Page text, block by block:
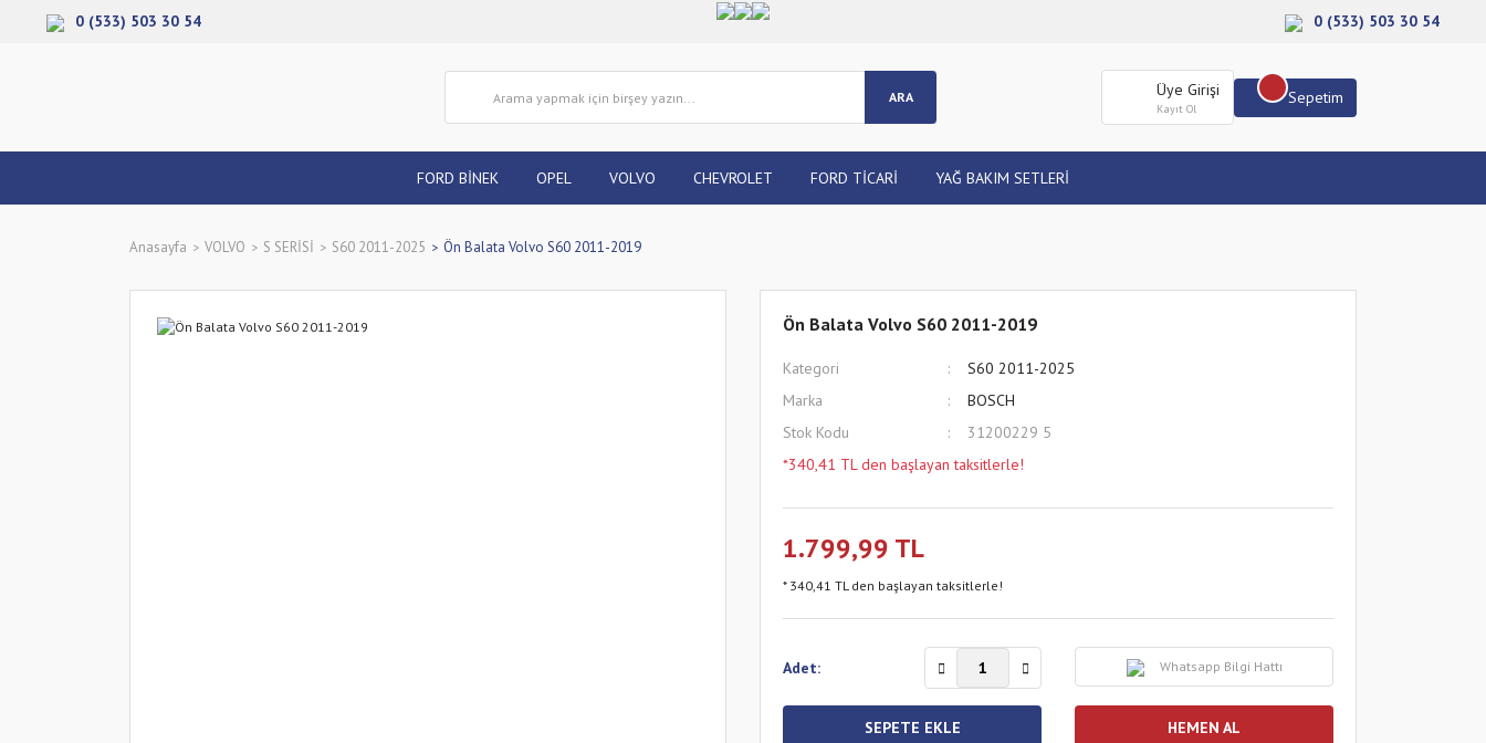
0 (533) 503 30 54 0 (533) 503 30 54
ARA Üye Girişi
Kayıt Ol
Sepetim
FORD BİNEK OPEL VOLVO CHEVROLET FORD TİCARİ YAĞ BAKIM SETLERİ
Anasayfa VOLVO S SERİSİ S60 2011-2025 Ön Balata Volvo S60 2011-2019
Ön Balata Volvo S60 2011-2019
Kategori
S60 2011-2025
Marka
BOSCH
Stok Kodu
31200229 5
*340,41 TL den başlayan taksitlerle!
1.799,99 TL
* 340,41 TL den başlayan taksitlerle!
Adet: Whatsapp Bilgi Hattı
SEPETE EKLE HEMEN AL